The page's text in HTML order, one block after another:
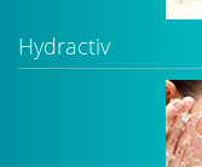
Hydractiv